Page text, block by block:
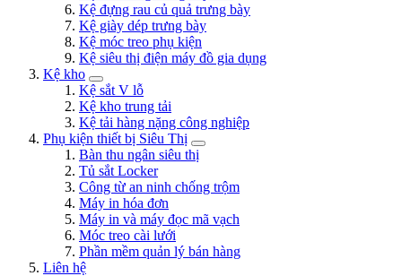
Kệ đựng rau củ quả trưng bày
Kệ giày dép trưng bày
Kệ móc treo phụ kiện
Kệ siêu thị điện máy đồ gia dụng
Kệ kho
Kệ sắt V lỗ
Kệ kho trung tải
Kệ tải hàng nặng công nghiệp
Phụ kiện thiết bị Siêu Thị
Bàn thu ngân siêu thị
Tủ sắt Locker
Công từ an ninh chống trộm
Máy in hóa đơn
Máy in và máy đọc mã vạch
Móc treo cài lưới
Phần mềm quản lý bán hàng
Liên hệ